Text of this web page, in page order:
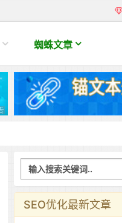
蜘蛛文章
SEO优化最新文章